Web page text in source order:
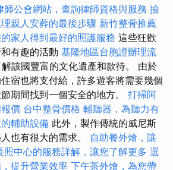
師公會網站，查詢律師資格與服務 撿
親人安葬的最後步驟 新竹整骨推薦
家人得到最好的照護服務 這些狂歡
有趣的活動 基隆地區台胞證辦理流
該國豐富的文化遺產和款待。 由於
宿也將支付給，許多遊客將需要幾個
期間找到一個安全的地方。 打掃阿
價 台中整骨價格 輔聽器，為聽力有
輔助設備 此外，製作傳統的威尼斯
也有很大的需求。 自助餐外燴，讓
照中心的服務詳解，讓您了解更多 選
提升營業效率 下午茶外燴，為您帶